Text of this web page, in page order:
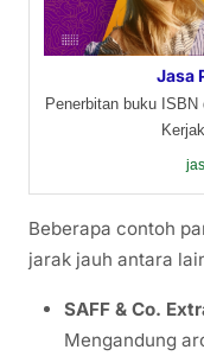
Jasa
Penerbitan buku ISBN
Beberapa contoh
jarak jauh antara
SAFF & Co.
Mengandung